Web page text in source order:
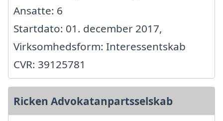
Ansatte: 6
Startdato: 01. december 2017,
Virksomhedsform: Interessentskab
CVR: 39125781
Ricken Advokatanpartsselskab